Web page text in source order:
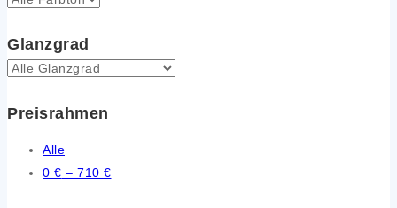
Glanzgrad
Preisrahmen
Alle
0 € – 710 €